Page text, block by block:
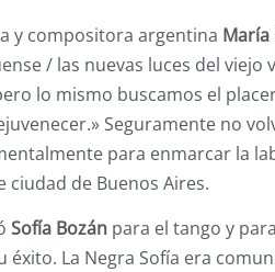
y compositora argentina María
/ las nuevas luces del viejo
lo mismo buscamos el
Seguramente no
para enmarcar la
ciudad de Buenos Aires.
Sofía Bozán para el tango y
La Negra Sofía era